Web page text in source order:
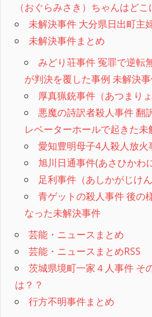
（おぐらみさき）ちゃんはど
未解決事件 大分県日出町主
未解決事件まとめ
みどり荘事件 冤罪で逆転
が判決を覆した事例 未解決
厚真猟銃事件（あつまり
悪魔の詩訳者殺人事件 翻
レベーターホールで起きた未
愛知豊明母子4人殺人放火
旭川日通事件(あさひかわ
足利事件（あしかがじけん
青ゲットの殺人事件 後の
なった未解決事件
芸能・ニュースまとめ
芸能・ニュースまとめRSS
茨城県境町一家４人事件 そ
は？？
行方不明事件まとめ